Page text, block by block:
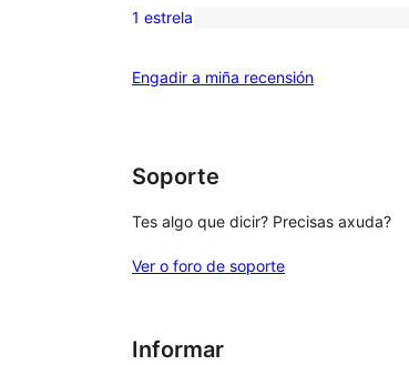
valoracións
2
0
de
1 estrela
Engadir a miña recensión
Soporte
Tes algo que dicir? Precisas axuda?
Ver o foro de soporte
Informar